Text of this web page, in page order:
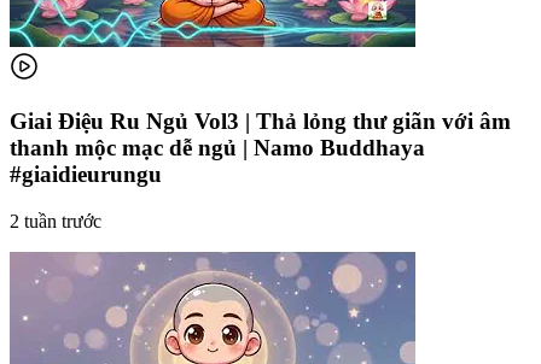
Giai Điệu Ru Ngủ Vol3 | Thả lỏng thư giãn với âm
thanh mộc mạc dễ ngủ | Namo Buddhaya
#giaidieurungu
2 tuần trước